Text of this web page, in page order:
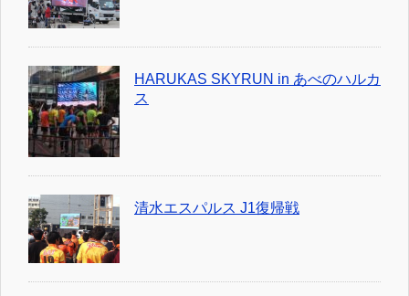
HARUKAS SKYRUN in あべのハルカ
ス
清水エスパルス J1復帰戦